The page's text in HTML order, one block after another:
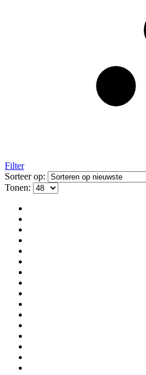
Filter
Sorteer op:
Tonen: